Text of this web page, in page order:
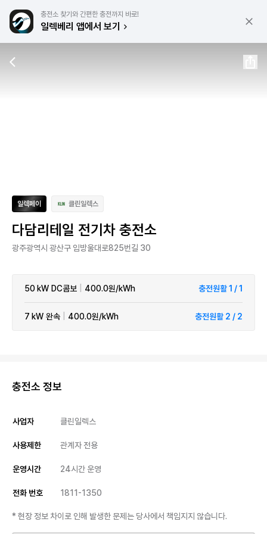
충전소 찾기와 간편한 충전까지 바로!
일렉베리 앱에서 보기
일렉페이 클린일렉스
다담리테일 전기차 충전소
광주광역시 광산구 임방울대로825번길 30
50 kW DC콤보 400.0원/kWh 충전원활 1 / 1
7 kW 완속 400.0원/kWh 충전원활 2 / 2
충전소 정보
사업자 클린일렉스
사용제한 관계자 전용
운영시간 24시간 운영
전화 번호 1811-1350
* 현장 정보 차이로 인해 발생한 문제는 당사에서 책임지지 않습니다.